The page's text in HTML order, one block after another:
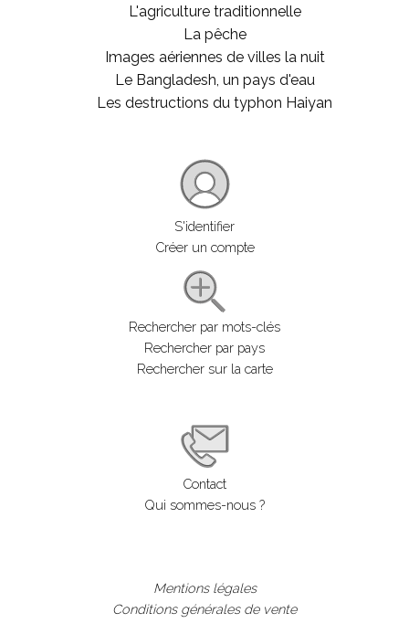
L'agriculture traditionnelle
La pêche
Images aériennes de villes la nuit
Le Bangladesh, un pays d'eau
Les destructions du typhon Haiyan
S'identifier
Créer un compte
Rechercher par mots-clés
Rechercher par pays
Rechercher sur la carte
Contact
Qui sommes-nous ?
Mentions légales
Conditions générales de vente